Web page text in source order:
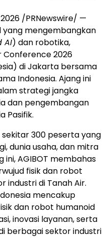
2026 /PRNewswire/ —
yang mengembangkan
AI) dan robotika,
Conference 2026
di Jakarta bersama
Indonesia. Ajang ini
strategi jangka
dan pengembangan
Pasifik.
sekitar 300 peserta yang
dunia usaha, dan mitra
ini, AGIBOT membahas
fisik dan robot
industri di Tanah Air.
mencakup
dan robot humanoid
inovasi layanan, serta
berbagai sektor industri